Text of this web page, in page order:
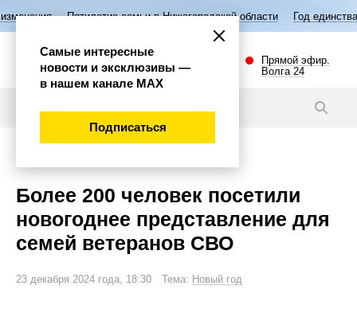
семьи в Нижегородской области Год единства народов России
Прямой эфир.
Волга 24
Более 200 человек посетили
новогоднее представление для
семей ветеранов СВО
23 декабря 2024 года, 18:30 Тема: Новый год
Самые интересные
новости и эксклюзивы —
в нашем канале МАХ
Подписаться